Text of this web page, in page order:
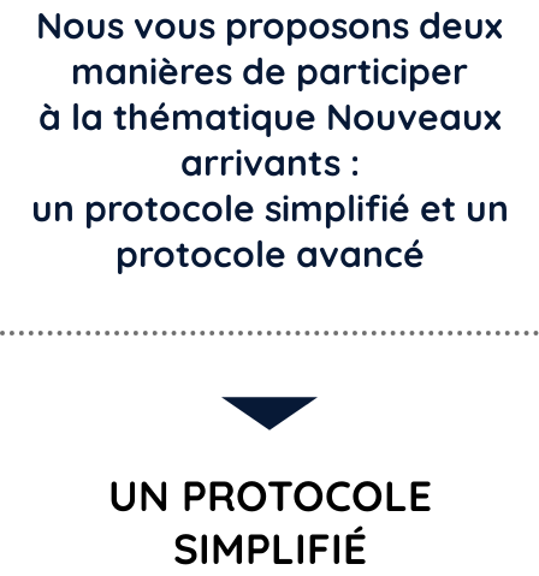
Nous vous proposons deux
manières de participer
à la thématique Nouveaux
arrivants :
un protocole simplifié et un
protocole avancé
UN PROTOCOLE
SIMPLIFIÉ